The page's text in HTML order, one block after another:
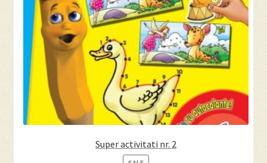
Super activitati nr. 2